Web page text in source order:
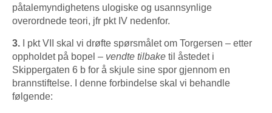
påtalemyndighetens ulogiske og usannsynlige
overordnede teori, jfr pkt IV nedenfor.
3. I pkt VII skal vi drøfte spørsmålet om Torgersen – etter
oppholdet på bopel – vendte tilbake til åstedet i
Skippergaten 6 b for å skjule sine spor gjennom en
brannstiftelse. I denne forbindelse skal vi behandle
følgende: